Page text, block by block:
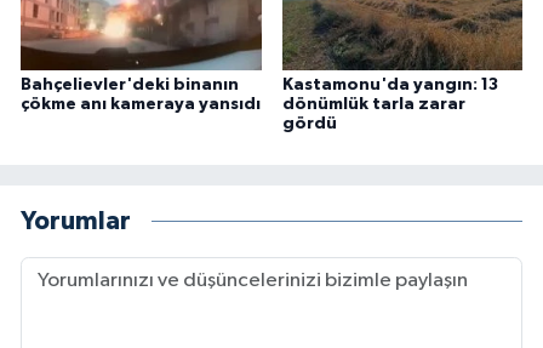
Bahçelievler'deki binanın
çökme anı kameraya yansıdı
Kastamonu'da yangın: 13
dönümlük tarla zarar
gördü
Yorumlar